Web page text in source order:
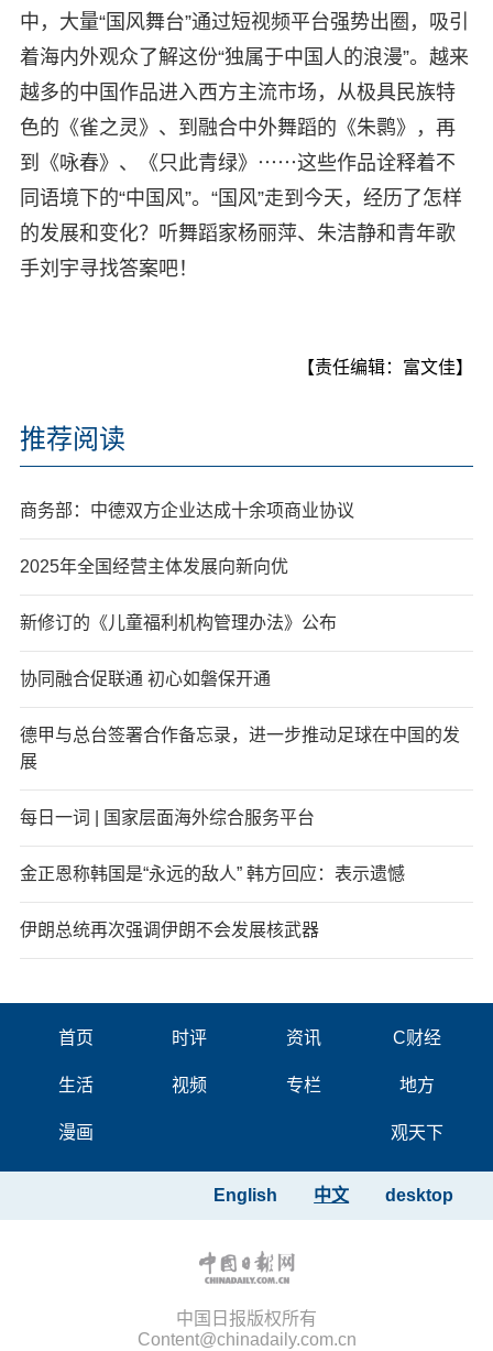
中，大量“国风舞台”通过短视频平台强势出圈，吸引
着海内外观众了解这份“独属于中国人的浪漫”。越来
越多的中国作品进入西方主流市场，从极具民族特
色的《雀之灵》、到融合中外舞蹈的《朱鹮》，再
到《咏春》、《只此青绿》⋯⋯这些作品诠释着不
同语境下的“中国风”。“国风”走到今天，经历了怎样
的发展和变化？听舞蹈家杨丽萍、朱洁静和青年歌
手刘宇寻找答案吧！
【责任编辑：富文佳】
推荐阅读
商务部：中德双方企业达成十余项商业协议
2025年全国经营主体发展向新向优
新修订的《儿童福利机构管理办法》公布
协同融合促联通 初心如磐保开通
德甲与总台签署合作备忘录，进一步推动足球在中国的发
展
每日一词 | 国家层面海外综合服务平台
金正恩称韩国是“永远的敌人” 韩方回应：表示遗憾
伊朗总统再次强调伊朗不会发展核武器
首页 时评 资讯 C财经
生活 视频 专栏 地方
漫画 观天下
desktop
中文
English
中国日报版权所有
Content@chinadaily.com.cn